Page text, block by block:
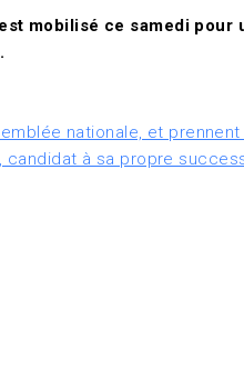
mobilisé ce samedi
nationale, et prennent
candidat à sa propre